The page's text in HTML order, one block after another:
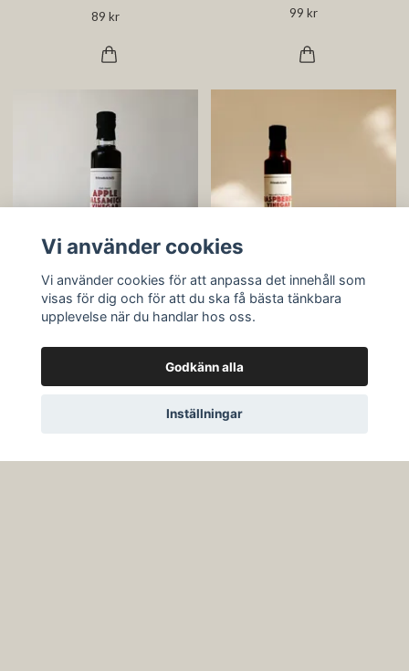
89 kr
99 kr
Ekfatslagrad
Äppelbalsamicovinäger
250ml
135 kr
Hallonvinäger 250ml
Vi använder cookies
Vi använder cookies för att anpassa det innehåll som
visas för dig och för att du ska få bästa tänkbara
upplevelse när du handlar hos oss.
Godkänn alla
Inställningar